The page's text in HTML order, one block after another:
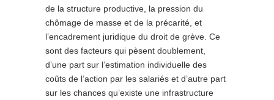
de la structure productive, la pression du
chômage de masse et de la précarité, et
l’encadrement juridique du droit de grève. Ce
sont des facteurs qui pèsent doublement,
d’une part sur l’estimation individuelle des
coûts de l’action par les salariés et d’autre part
sur les chances qu’existe une infrastructure